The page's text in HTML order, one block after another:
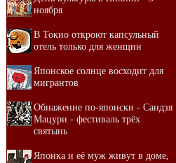
ноября
В Токио откроют капсульный
отель только для женщин
Японское солнце восходит для
мигрантов
Обнажение по-японски - Сандзя
Мацури - фестиваль трёх
святынь
Японка и её муж живут в доме,